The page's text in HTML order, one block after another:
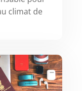
climat de